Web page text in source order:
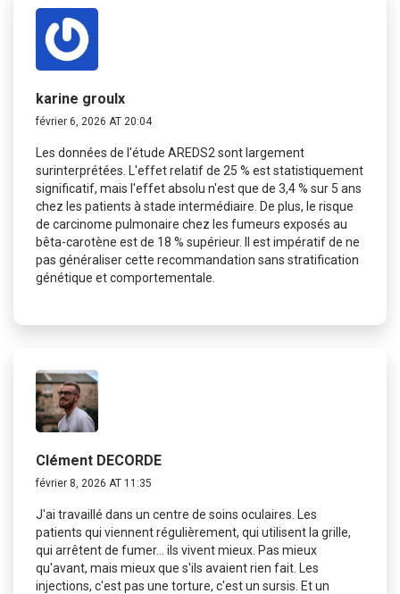
karine groulx
février 6, 2026 AT 20:04
Les données de l'étude AREDS2 sont largement
surinterprétées. L'effet relatif de 25 % est statistiquement
significatif, mais l'effet absolu n'est que de 3,4 % sur 5 ans
chez les patients à stade intermédiaire. De plus, le risque
de carcinome pulmonaire chez les fumeurs exposés au
bêta-carotène est de 18 % supérieur. Il est impératif de ne
pas généraliser cette recommandation sans stratification
génétique et comportementale.
Clément DECORDE
février 8, 2026 AT 11:35
J'ai travaillé dans un centre de soins oculaires. Les
patients qui viennent régulièrement, qui utilisent la grille,
qui arrêtent de fumer... ils vivent mieux. Pas mieux
qu'avant, mais mieux que s'ils avaient rien fait. Les
injections, c'est pas une torture, c'est un sursis. Et un